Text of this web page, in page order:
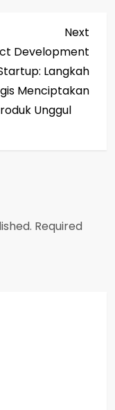
Next
Development
Langkah
Menciptakan
Unggul
Required